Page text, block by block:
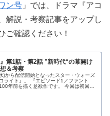
ン号 」では、ドラマ『アコ
解説・考察記事をアップし
ご確認ください！
』第1話・第2話 ”新時代“の幕開け
＆考察
)から配信開始となったスター・ウォーズ
ライト』。 『エピソード1／ファント
年前を描く意欲作です。 今回は初回配